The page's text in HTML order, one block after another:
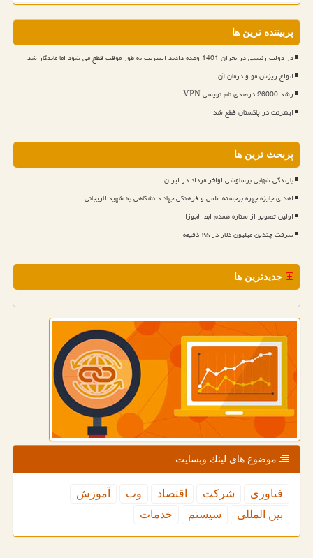
پربیننده ترین ها
در دولت رئیسی در بحران 1401 وعده دادند اینترنت به طور موقت قطع می شود اما ماندگار شد
انواع ریزش مو و درمان آن
رشد 26000 درصدی نام نویسی VPN
اینترنت در پاکستان قطع شد
پربحث ترین ها
بارندگی شهابی برساوشی اواخر مرداد در ایران
اهدای جایزه چهره برجسته علمی و فرهنگی جهاد دانشگاهی به شهید لاریجانی
اولین تصویر از ستاره همدم ابط الجوزا
سرقت چندین میلیون دلار در ۲۵ دقیقه
جدیدترین ها
موضوع های لینك وبسایت
فناوری شركت اقتصاد وب
آموزش
بین المللی
سیستم خدمات